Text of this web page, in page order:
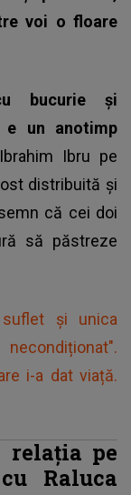
voi o floare
bucurie și
e un anotimp
Ibru pe
distribuită și
că cei doi
să păstreze
și unica
i-a dat viață.
relația pe
Raluca